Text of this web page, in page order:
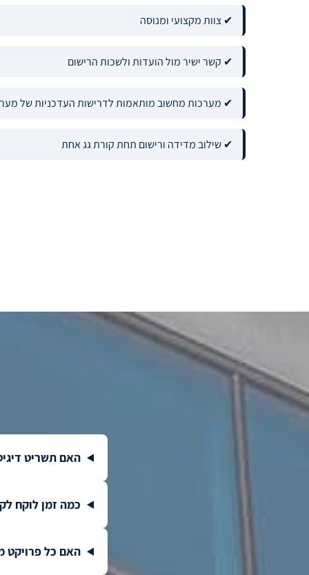
✔ צוות מקצועי ומנוסה
✔ קשר ישיר מול הועדות ולשכות הרישום
✔ מערכות מחשוב מותאמות לדרישות העדכניות של
✔ שילוב מדידה ורישום תחת קורת גג אחת
האם תשריט
כמה זמן לוקח
האם כל פרויקט